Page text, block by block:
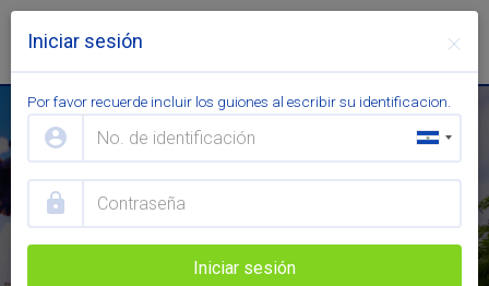
×
Iniciar sesión
Por favor recuerde incluir los guiones al escribir su identificacion.
account_circle
lock
Iniciar sesión